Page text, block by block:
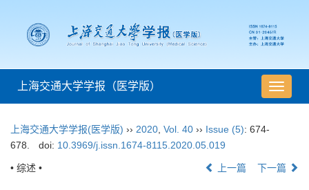
导
航
上海交通大学学报（医学版）
上海交通大学学报(医学版) ›› 2020 Vol. 40 ›› Issue (5): 674-
678.
doi: 10.3969/j.issn.1674-8115.2020.05.019
• 综述 • 上一篇 下一篇